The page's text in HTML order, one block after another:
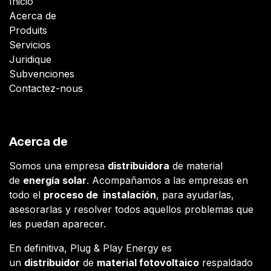
Acerca de
Produits
Servicios
Juridique
Subvenciones
Contactez-nous
Acerca de
Somos una empresa distribuidora de material
de energía solar. Acompañamos a las empresas en
todo el proceso de instalación, para ayudarlas,
asesorarlas y resolver todos aquellos problemas que
les puedan aparecer.
En definitiva, Plug & Play Energy es
un distribuidor de material fotovoltaico respaldado